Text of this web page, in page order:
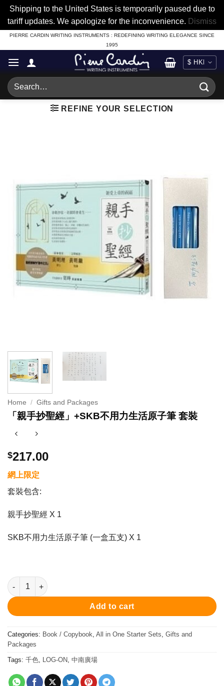
Shipping to the United States is temporarily paused due to
tariff updates. We apologize for the inconvenience. Dismiss
Skip
to
content
PIERRE CARDIN WRITING INSTRUMENTS : REDEFINING WRITING ELEGANCE SINCE
1995
Search
for:
REFINE YOUR SELECTION
Home / Gifts and Packages
「親手抄聖經」+SKB不用力生活原子筆 套裝
$217.00
網上限定
套裝包含:
親手抄聖經 X 1
SKB不用力生活原子筆 (一盒五支) X 1
「親手抄聖經」+SKB不用力生活原子筆 套裝 quantity
Add to cart
Categories: Book / Copybook, All in One Starter Sets, Gifts and
Packages
Tags: 千色, LOG-ON, 中南廣場